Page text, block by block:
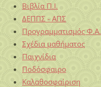
Βιβλία Π.Ι.
ΔΕΠΠΣ - ΑΠΣ
Προγραμματισμός Φ.Α.
Σχέδια μαθήματος
Παιχνίδια
Ποδόσφαιρο
Καλαθοσφαίριση